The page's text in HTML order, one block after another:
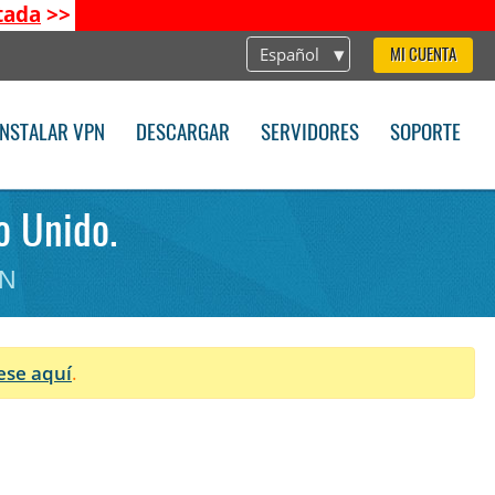
>>
Español MI CUENTA
INSTALAR VPN DESCARGAR SERVIDORES SOPORTE
Unido.
aquí.